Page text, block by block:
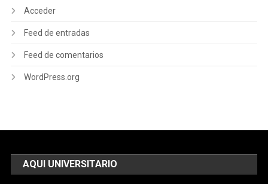
Acceder
Feed de entradas
Feed de comentarios
WordPress.org
AQUI UNIVERSITARIO